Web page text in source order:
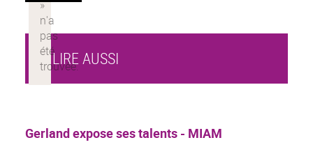
À LIRE AUSSI
Gerland expose ses talents - MIAM